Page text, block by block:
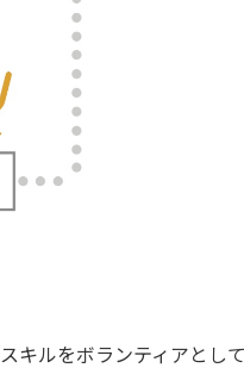
キルをボランティアとし